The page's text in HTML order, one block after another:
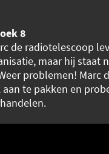
8
de radiotelescoop
maar hij staat
problemen! Marc
te pakken en